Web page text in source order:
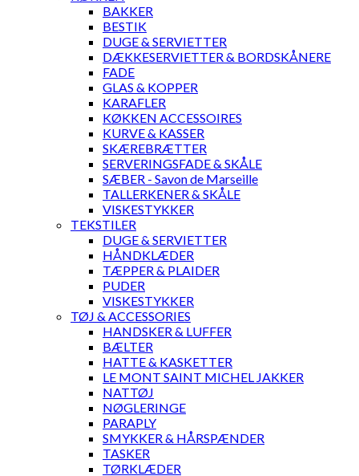
BAKKER
BESTIK
DUGE & SERVIETTER
DÆKKESERVIETTER & BORDSKÅNERE
FADE
GLAS & KOPPER
KARAFLER
KØKKEN ACCESSOIRES
KURVE & KASSER
SKÆREBRÆTTER
SERVERINGSFADE & SKÅLE
SÆBER - Savon de Marseille
TALLERKENER & SKÅLE
VISKESTYKKER
TEKSTILER
DUGE & SERVIETTER
HÅNDKLÆDER
TÆPPER & PLAIDER
PUDER
VISKESTYKKER
TØJ & ACCESSORIES
HANDSKER & LUFFER
BÆLTER
HATTE & KASKETTER
LE MONT SAINT MICHEL JAKKER
NATTØJ
NØGLERINGE
PARAPLY
SMYKKER & HÅRSPÆNDER
TASKER
TØRKLÆDER